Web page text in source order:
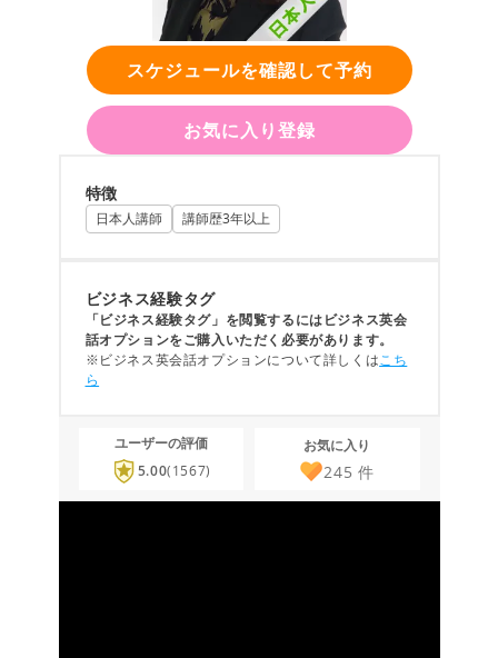
スケジュールを確認して予約
お気に入り登録
特徴
日本人講師 講師歴3年以上
ビジネス経験タグ
「ビジネス経験タグ」を閲覧するにはビジネス英会
話オプションをご購入いただく必要があります。
※ビジネス英会話オプションについて詳しくはこち
ら
ユーザーの評価
5.00(1567)
お気に入り
245 件